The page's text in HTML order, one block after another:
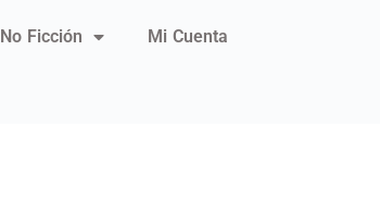
No Ficción Mi Cuenta